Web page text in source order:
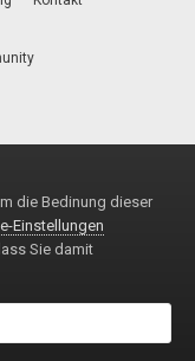
die Bedinung dieser
Einstellungen
Sie damit